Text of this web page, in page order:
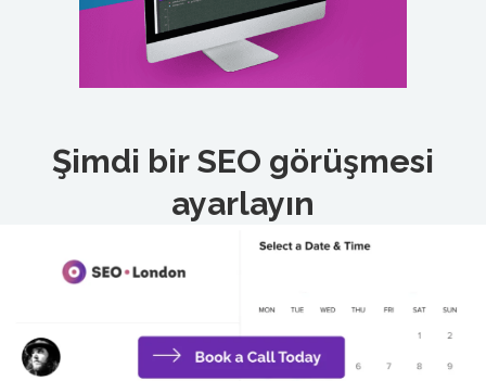
Şimdi bir SEO görüşmesi
ayarlayın